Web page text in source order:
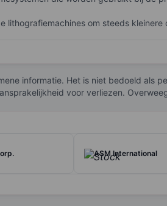
lithografiemachines om steeds
van de zeer geavanceerde
ultraviolet (DUV)-systemen,
en het bedrijf speelt een belangrijke
ter bevordering van
en de NASDAQ.
informatie. Het is niet bedoeld als
voor verliezen.
ASM International